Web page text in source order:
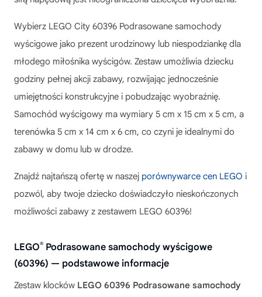
Wybierz LEGO City 60396 Podrasowane samochody
wyścigowe jako prezent urodzinowy lub niespodziankę dla
młodego miłośnika wyścigów. Zestaw umożliwia dziecku
godziny pełnej akcji zabawy, rozwijając jednocześnie
umiejętności konstrukcyjne i pobudzając wyobraźnię.
Samochód wyścigowy ma wymiary 5 cm x 15 cm x 5 cm, a
terenówka 5 cm x 14 cm x 6 cm, co czyni je idealnymi do
zabawy w domu lub w drodze.
Znajdź najtańszą ofertę w naszej porównywarce cen LEGO i
pozwól, aby twoje dziecko doświadczyło nieskończonych
możliwości zabawy z zestawem LEGO 60396!
LEGO® Podrasowane samochody wyścigowe
(60396) — podstawowe informacje
Zestaw klocków LEGO 60396 Podrasowane samochody